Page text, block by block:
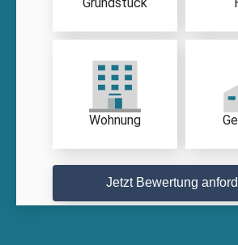
Grundstück
Wohnung
Jetzt Bewertung